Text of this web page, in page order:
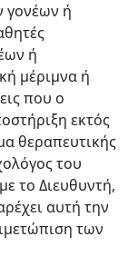
γονέων ή
ή
μέριμνα ή
που ο
εκτός
θεραπευτικής
του
το Διευθυντή,
αυτή την
των